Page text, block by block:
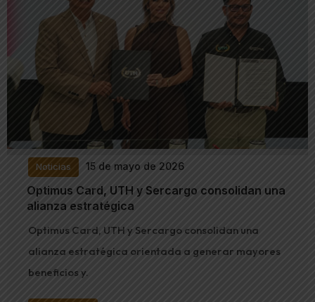
Noticias 15 de mayo de 2026
Optimus Card, UTH y Sercargo consolidan una
alianza estratégica
Optimus Card, UTH y Sercargo consolidan una
alianza estratégica orientada a generar mayores
beneficios y.